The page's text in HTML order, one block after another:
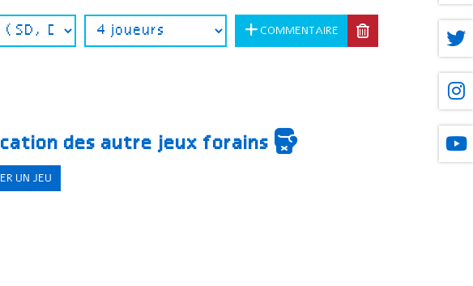
COMMENTAIRE
des autre jeux forains
UN JEU